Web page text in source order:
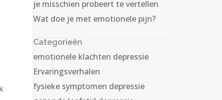
je misschien probeert te vertellen
Wat doe je met emotionele pijn?
Categorieën
emotionele klachten depressie
Ervaringsverhalen
fysieke symptomen depressie